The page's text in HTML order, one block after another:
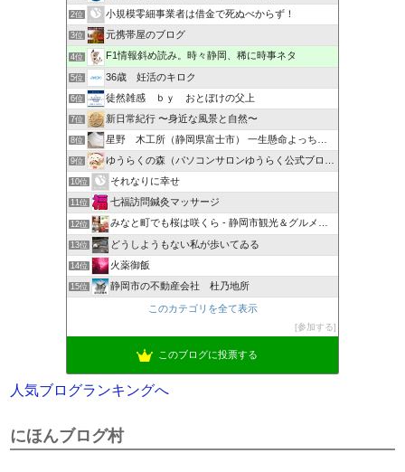
2位 小規模零細事業者は借金で死ぬべからず！
3位 元携帯屋のブログ
4位 F1情報斜め読み。時々静岡、稀に時事ネタ
5位 36歳 妊活のキロク
6位 徒然雑感 ｂｙ おとぼけの父上
7位 新日常紀行 〜身近な風景と自然〜
8位 星野 木工所（静岡県富士市） 一生懸命よっちんブログ
9位 ゆうらくの森（パソコンサロンゆうらく公式ブログ）
10位 それなりに幸せ
11位 七福訪問鍼灸マッサージ
12位 みなと町でも桜は咲くら - 静岡市観光＆グルメブログ
13位 どうしようもない私が歩いてゐる
14位 火薬御飯
15位 静岡市の不動産会社 杜乃地所
このカテゴリを全て表示
参加する
このブログに投票する
人気ブログランキングへ
にほんブログ村